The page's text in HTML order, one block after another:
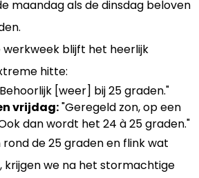
maandag als de dinsdag beloven
werkweek blijft het heerlijk
hitte:
[weer] bij 25 graden."
vrijdag:"Geregeld zon, op een
dan wordt het 24 à 25 graden."
de 25 graden en flink wat
krijgen we na het stormachtige